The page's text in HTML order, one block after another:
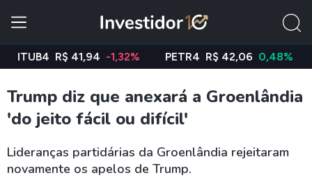
R$ 41,94 -1,32% PETR4 R$ 42,06 0,48%
Trump diz que anexará a Groenlândia
'do jeito fácil ou difícil'
Lideranças partidárias da Groenlândia rejeitaram
novamente os apelos de Trump.